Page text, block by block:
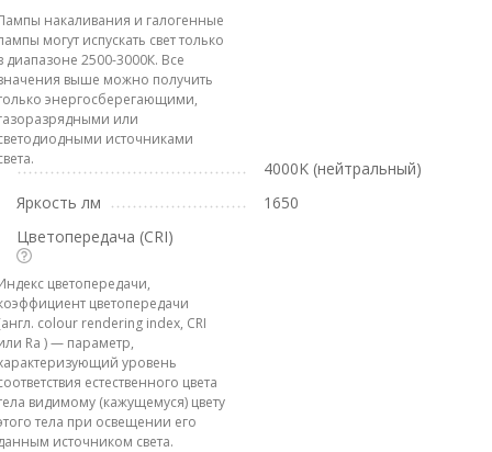
накаливания и галогенные
могут испускать свет только
диапазоне 2500-3000К. Все
выше можно получить
энергосберегающими,
или
источниками
4000K (нейтральный)
Яркость лм
1650
Цветопередача (CRI)
цветопередачи,
цветопередачи
colour rendering index, CRI
Ra ) — параметр,
уровень
естественного цвета
видимому (кажущемуся) цвету
тела при освещении его
источником света.